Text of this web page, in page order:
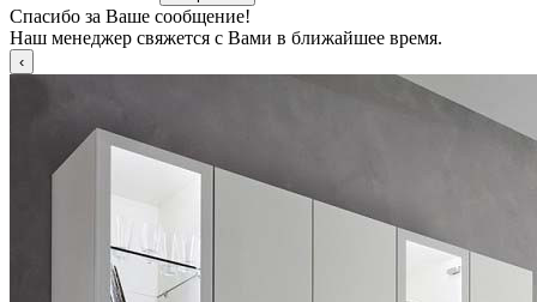
Спасибо за Ваше сообщение!
Наш менеджер свяжется с Вами в ближайшее время.